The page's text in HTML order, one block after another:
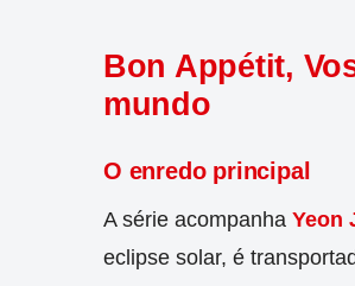
Bon Appétit,
mundo
O enredo principal
A série acompanha Yeon
eclipse solar, é